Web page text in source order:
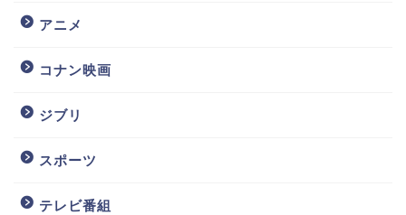
アニメ
コナン映画
ジブリ
スポーツ
テレビ番組